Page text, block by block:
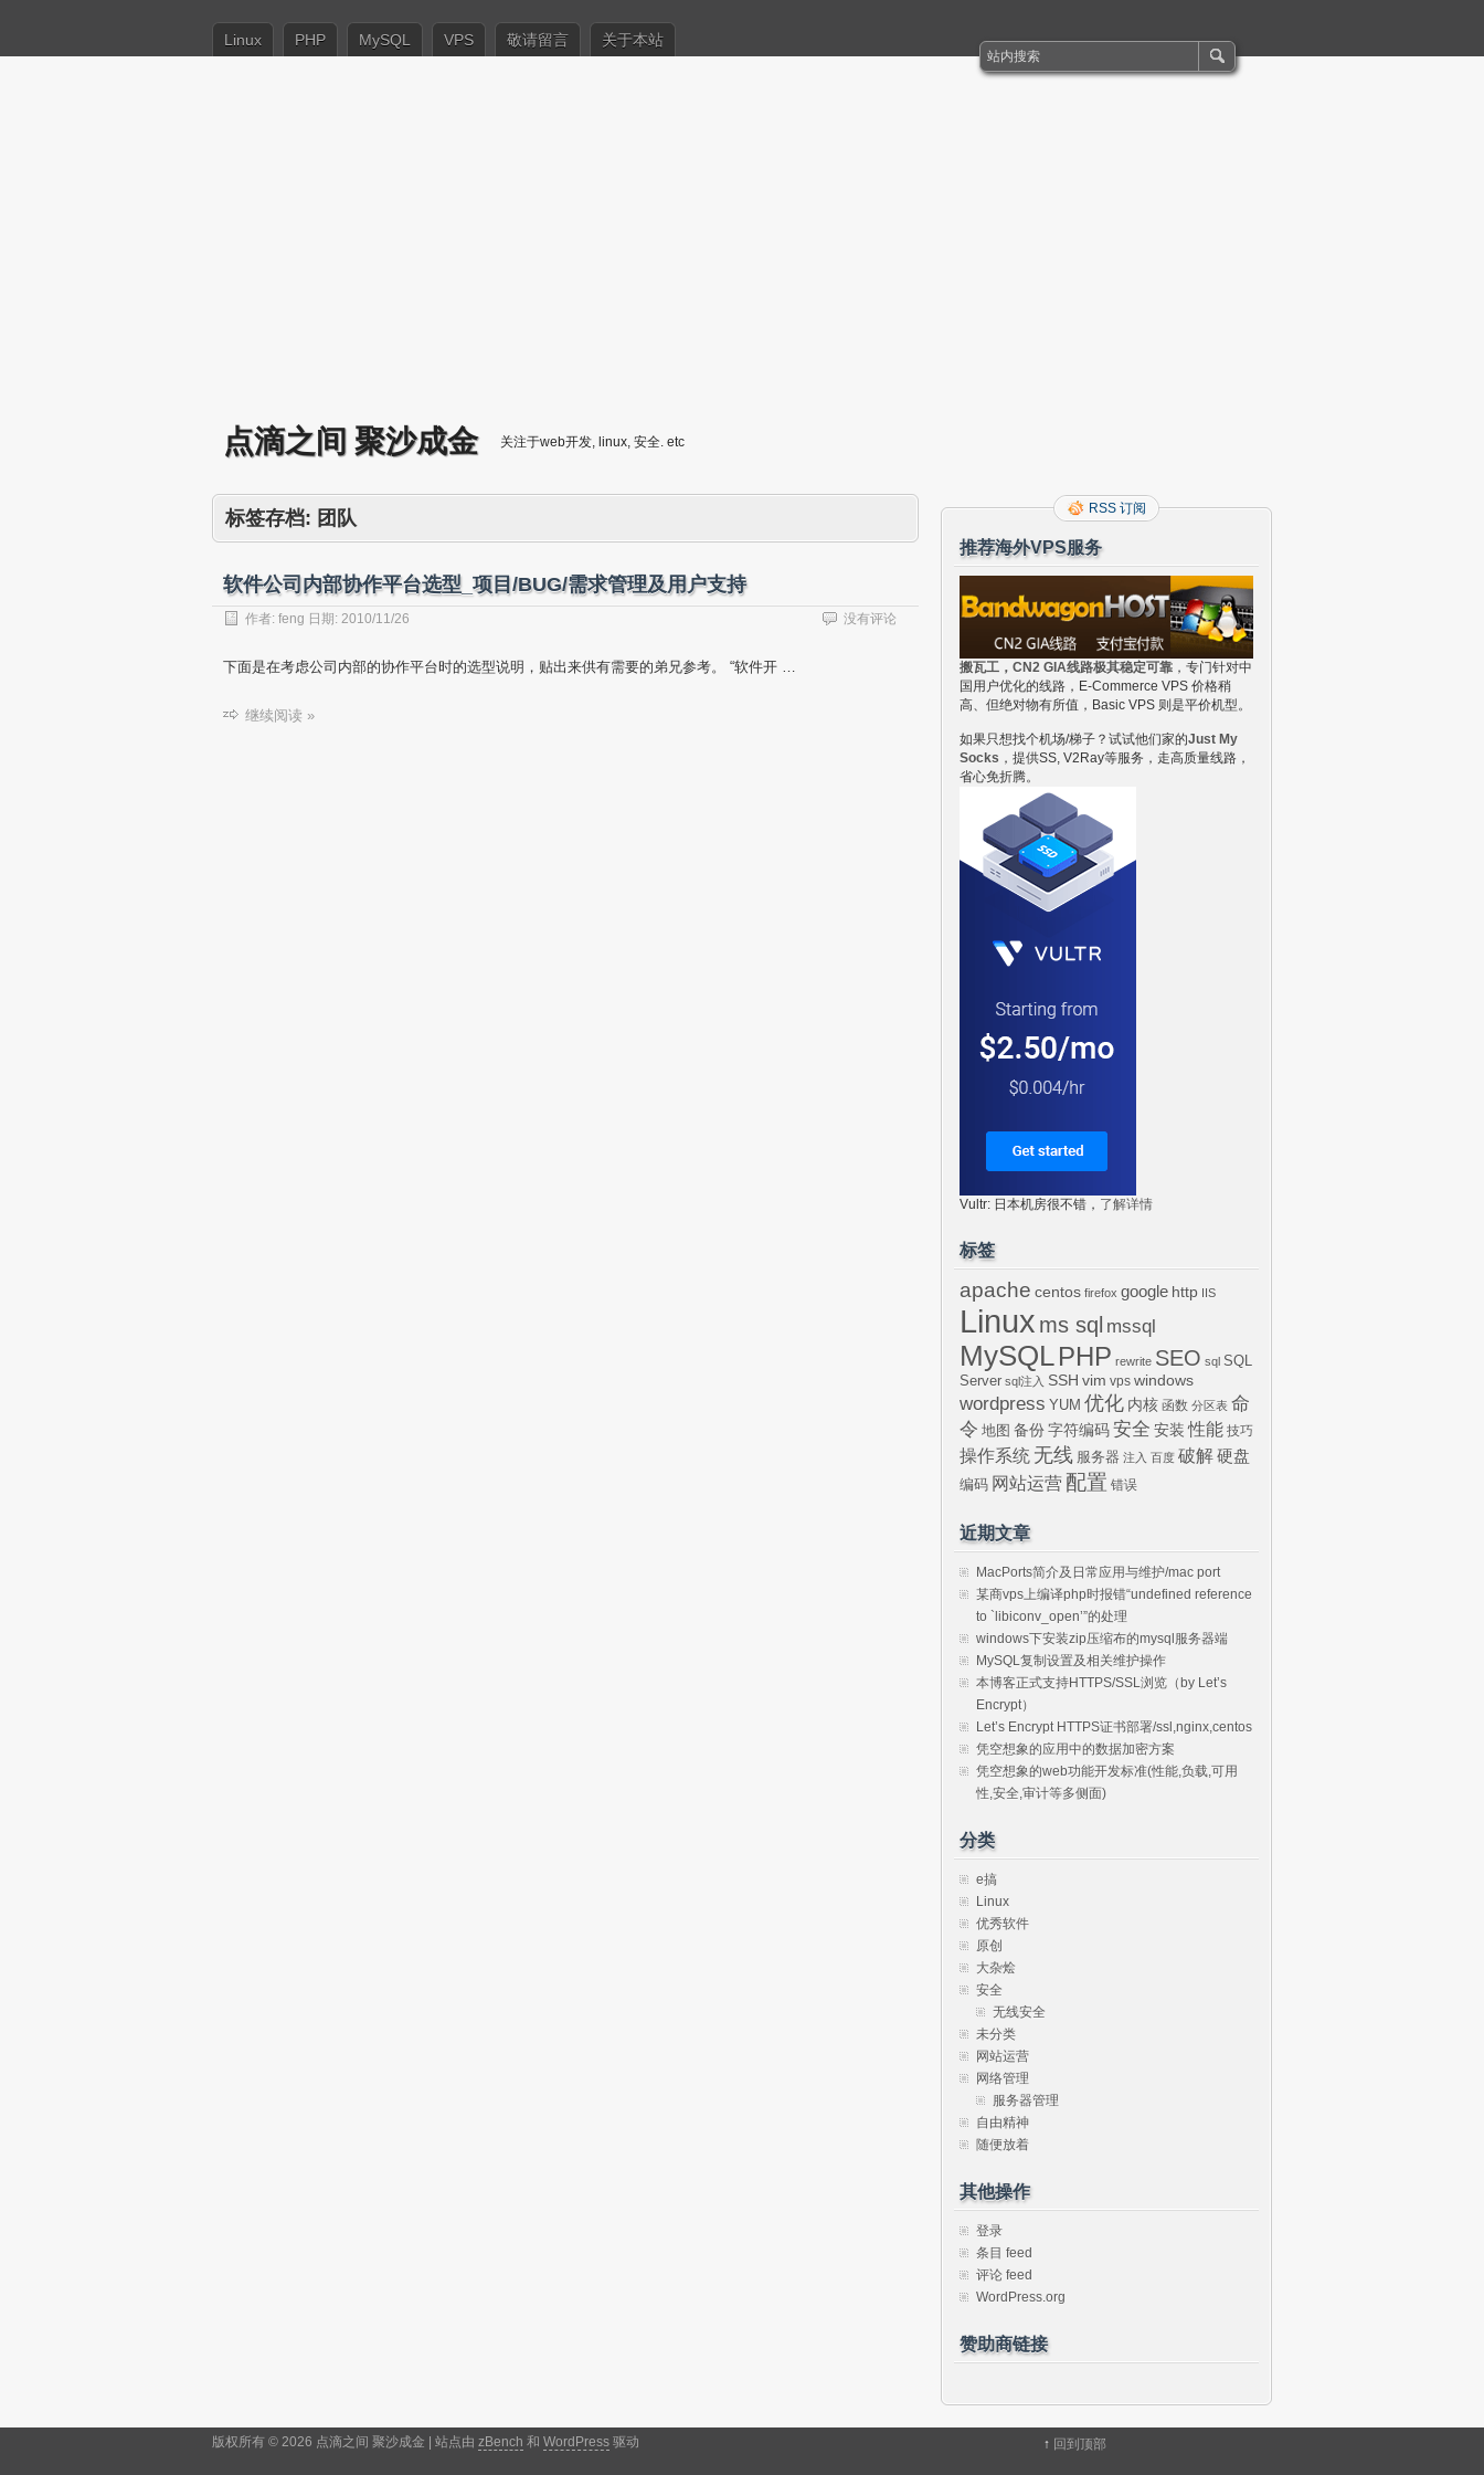
Linux PHP MySQL VPS 敬请留言 关于本站
点滴之间 聚沙成金 关注于web开发, linux, 安全. etc
标签存档: 团队
软件公司内部协作平台选型_项目/BUG/需求管理及用户支持
作者: feng 日期: 2010/11/26 没有评论
下面是在考虑公司内部的协作平台时的选型说明，贴出来供有需要的弟兄参考。 “软件开 …
继续阅读 »
RSS 订阅
推荐海外VPS服务
搬瓦工，CN2 GIA线路极其稳定可靠 ，专门针对中
国用户优化的线路，E-Commerce VPS 价格稍
高、但绝对物有所值，Basic VPS 则是平价机型。
如果只想找个机场/梯子？试试他们家的Just My
Socks ，提供SS, V2Ray等服务，走高质量线路，
省心免折腾。
Vultr: 日本机房很不错， 了解详情
标签
apache centos firefox google http IIS
Linux ms sql mssql
MySQLPHP rewrite SEO sql SQL
Server sql注入 SSH vim vps windows
wordpress YUM 优化 内核 函数 分区表 命
令 地图 备份 字符编码 安全 安装 性能 技巧
操作系统 无线 服务器 注入 百度 破解硬盘
编码 网站运营 配置 错误
近期文章
MacPorts简介及日常应用与维护/mac port
某商vps上编译php时报错“undefined reference
to `libiconv_open’”的处理
windows下安装zip压缩布的mysql服务器端
MySQL复制设置及相关维护操作
本博客正式支持HTTPS/SSL浏览（by Let’s
Encrypt）
Let’s Encrypt HTTPS证书部署/ssl,nginx,centos
凭空想象的应用中的数据加密方案
凭空想象的web功能开发标准(性能,负载,可用
性,安全,审计等多侧面)
分类
e搞
Linux
优秀软件
原创
大杂烩
安全
无线安全
未分类
网站运营
网络管理
服务器管理
自由精神
随便放着
其他操作
登录
条目 feed
评论 feed
WordPress.org
赞助商链接
版权所有 © 2026 点滴之间 聚沙成金 | 站点由 zBench 和 WordPress 驱动 ↑ 回到顶部